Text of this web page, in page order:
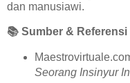
dan manusiawi.
📚 Sumber & Referensi
Seorang Insinyur